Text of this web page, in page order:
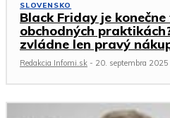
SLOVENSKO
Black Friday je
obchodných
zvládne len pravý
Redakcia Infomi.sk - 20. septembra 2025